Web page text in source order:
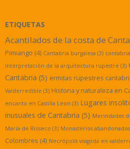
ETIQUETAS
Acantilados de la costa de
Pimiango (4) Cantabria burgalesa (3)
interpretación de la arquitectura rupestre (3)
Cantabria (5) ermitas rupestres
Valderredible (3) Historia y naturaleza en
encanto en Castilla Leon (3) Lugares
inusuales de Cantabria (5) Merindades
Maria de Rioseco (3) Monasterios abandonados
Colombres (4) Necrópolis visigoda en